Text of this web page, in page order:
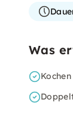
Was